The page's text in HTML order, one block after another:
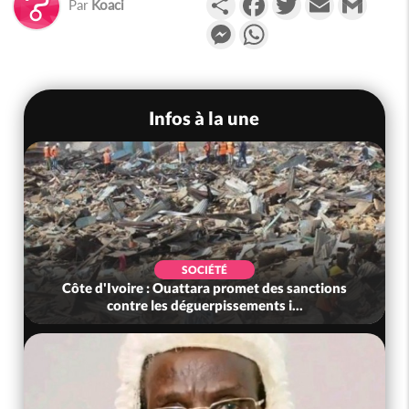
Par Koaci
Messenger
Infos à la une
SOCIÉTÉ
Côte d'Ivoire : Ouattara promet des sanctions
contre les déguerpissements i...